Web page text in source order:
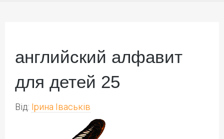
английский алфавит
для детей 25
Від: Ірина Іваськів